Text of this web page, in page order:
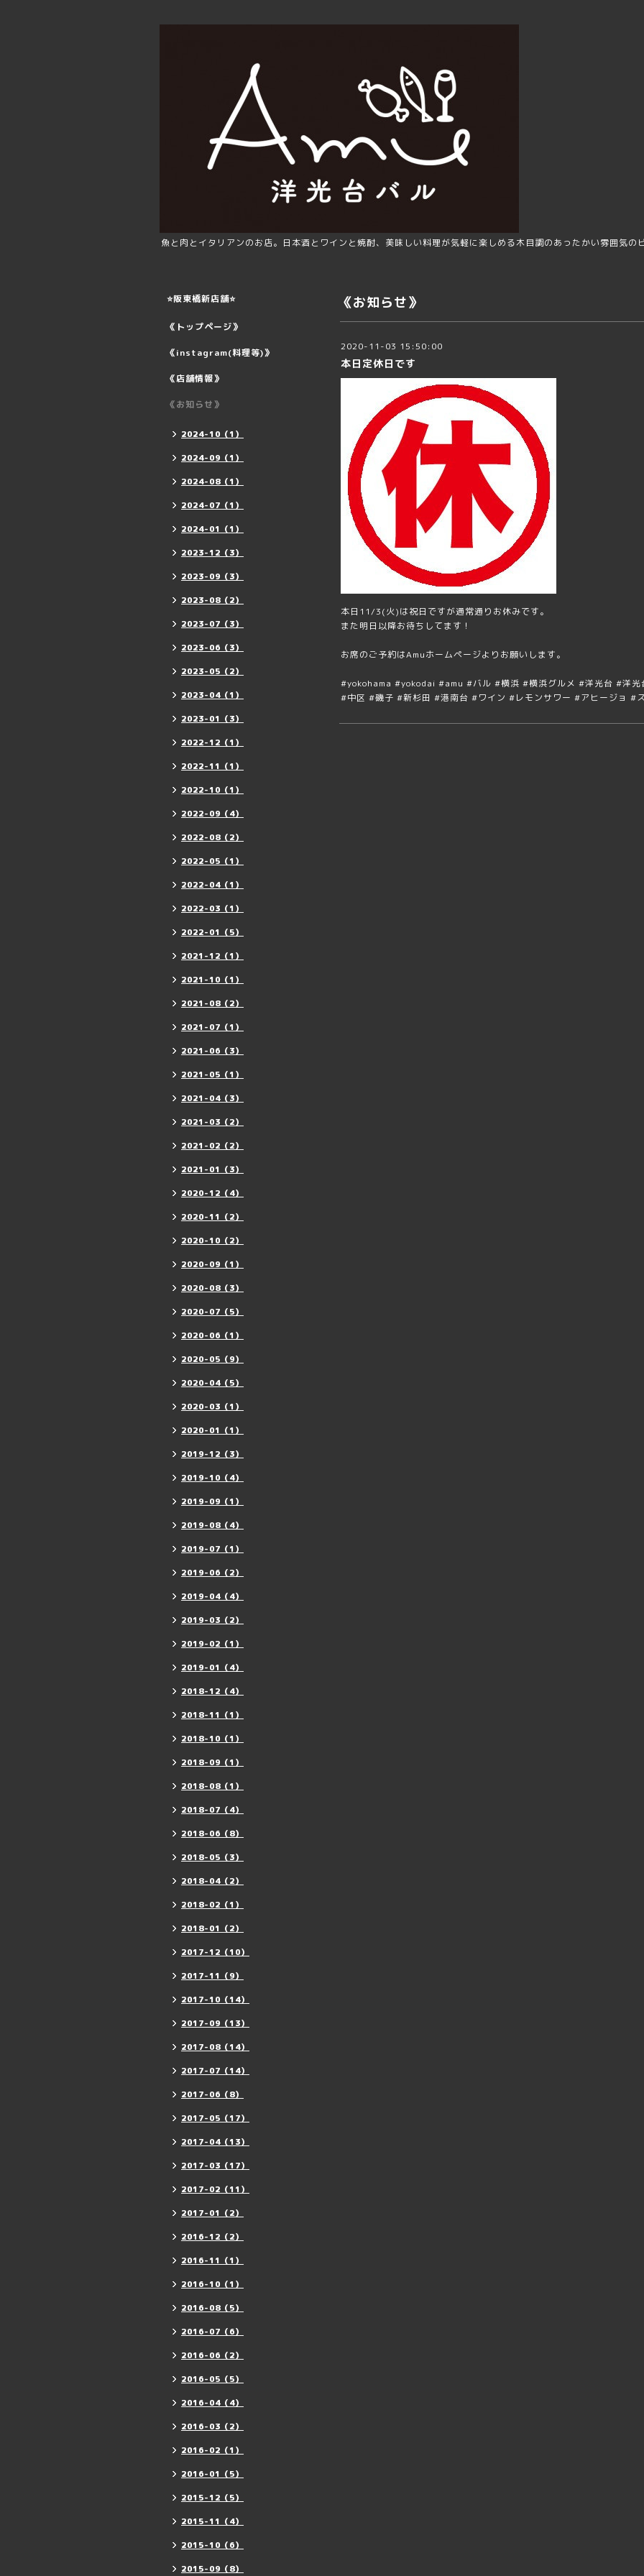
魚と肉とイタリアンのお店。日本酒とワインと焼酎、美味しい料理が気軽に楽しめる木目調のあったかい雰囲気の
《お知らせ》
2020-11-03 15:50:00
本日定休日です
本日11/3(火)は祝日ですが通常通りお休みです。
また明日以降お待ちしてます！
お席のご予約はAmuホームページよりお願いします。
#yokohama #yokodai #amu #バル #横浜 #横浜グルメ #洋光台 #洋光
#中区 #磯子 #新杉田 #港南台 #ワイン #レモンサワー #アヒージョ #
⭐️阪東橋新店舗⭐️
《トップページ》
《instagram(料理等)》
《店舗情報》
《お知らせ》
2024-10（1）
2024-09（1）
2024-08（1）
2024-07（1）
2024-01（1）
2023-12（3）
2023-09（3）
2023-08（2）
2023-07（3）
2023-06（3）
2023-05（2）
2023-04（1）
2023-01（3）
2022-12（1）
2022-11（1）
2022-10（1）
2022-09（4）
2022-08（2）
2022-05（1）
2022-04（1）
2022-03（1）
2022-01（5）
2021-12（1）
2021-10（1）
2021-08（2）
2021-07（1）
2021-06（3）
2021-05（1）
2021-04（3）
2021-03（2）
2021-02（2）
2021-01（3）
2020-12（4）
2020-11（2）
2020-10（2）
2020-09（1）
2020-08（3）
2020-07（5）
2020-06（1）
2020-05（9）
2020-04（5）
2020-03（1）
2020-01（1）
2019-12（3）
2019-10（4）
2019-09（1）
2019-08（4）
2019-07（1）
2019-06（2）
2019-04（4）
2019-03（2）
2019-02（1）
2019-01（4）
2018-12（4）
2018-11（1）
2018-10（1）
2018-09（1）
2018-08（1）
2018-07（4）
2018-06（8）
2018-05（3）
2018-04（2）
2018-02（1）
2018-01（2）
2017-12（10）
2017-11（9）
2017-10（14）
2017-09（13）
2017-08（14）
2017-07（14）
2017-06（8）
2017-05（17）
2017-04（13）
2017-03（17）
2017-02（11）
2017-01（2）
2016-12（2）
2016-11（1）
2016-10（1）
2016-08（5）
2016-07（6）
2016-06（2）
2016-05（5）
2016-04（4）
2016-03（2）
2016-02（1）
2016-01（5）
2015-12（5）
2015-11（4）
2015-10（6）
2015-09（8）